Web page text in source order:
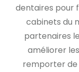
dentaires pour
cabinets du
partenaires
améliorer
remporter de